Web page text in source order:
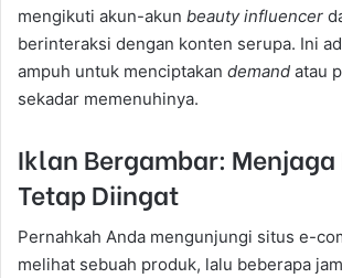
mengikuti akun-akun beauty influencer
berinteraksi dengan konten serupa. Ini
ampuh untuk menciptakan demand atau
sekadar memenuhinya.
Iklan Bergambar: Menjaga
Tetap Diingat
Pernahkah Anda mengunjungi situs e-
melihat sebuah produk, lalu beberapa